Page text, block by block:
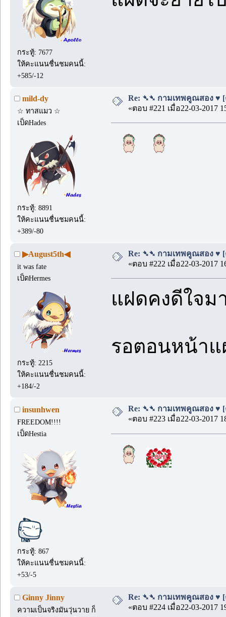
กระทู้: 7677
ให้คะแนนชื่นชมคนนี้:
+585/-12
mild-dy
☆ ทาสแมว ☆
เป็ดHades
กระทู้: 8891
ให้คะแนนชื่นชมคนนี้:
+389/-80
Re: ➴➴ กามเทพคูณสอง ♥ [
«ตอบ #221 เมื่อ22-03-2017
▶August5th◀
it was fate
เป็ดHermes
กระทู้: 2215
ให้คะแนนชื่นชมคนนี้:
+184/-2
Re: ➴➴ กามเทพคูณสอง ♥ [
«ตอบ #222 เมื่อ22-03-2017
แฝดคงดีใจม
รอตอนหน้าแ
insunhwen
FREEDOM!!!!
เป็ดHestia
กระทู้: 867
ให้คะแนนชื่นชมคนนี้:
+53/-5
Re: ➴➴ กามเทพคูณสอง ♥ [
«ตอบ #223 เมื่อ22-03-2017
Ginny Jinny
ความเป็นจริงมันวุ่นวาย ก็
Re: ➴➴ กามเทพคูณสอง ♥ [
«ตอบ #224 เมื่อ22-03-2017